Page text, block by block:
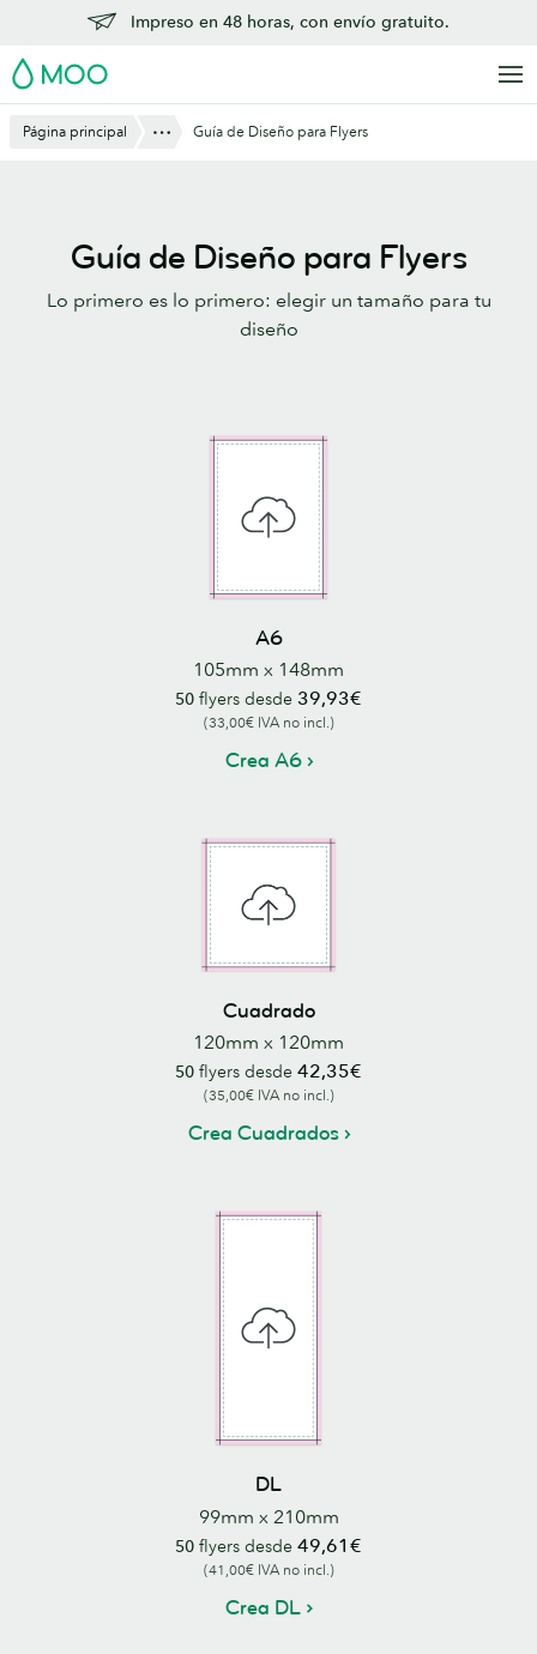
contenido
principal
Impreso en 48 horas, con envío gratuito.
MOO
Página principal Mostrar todo
Guía de Diseño para Flyers
Guía de Diseño para Flyers
Lo primero es lo primero: elegir un tamaño para tu
diseño
A6
105mm x 148mm
50 flyers desde 39,93€
(33,00€ IVA no incl.)
Crea A6
Cuadrado
120mm x 120mm
50 flyers desde 42,35€
(35,00€ IVA no incl.)
Crea Cuadrados
DL
99mm x 210mm
50 flyers desde 49,61€
(41,00€ IVA no incl.)
Crea DL